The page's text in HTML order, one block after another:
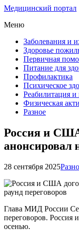
Медицинский портал
Меню
Заболевания и
Здоровье
Первичная
Питание для
Профилактика
Психическое
Реабилитация и
Физическая
Разное
Россия и
анонсировал
28 сентября 2025
Глава МИД России
переговоров. Россия
осенью.